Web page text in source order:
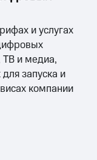
и услугах
ТВ и медиа,
запуска и
компании